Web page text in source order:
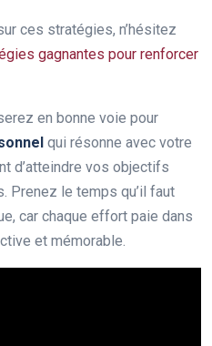
ces stratégies, n’hésitez
gagnantes pour renforcer
en bonne voie pour
qui résonne avec votre
d’atteindre vos objectifs
Prenez le temps qu’il faut
car chaque effort paie dans
et mémorable.